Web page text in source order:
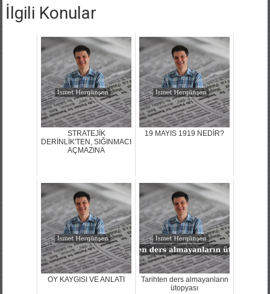
İlgili Konular
STRATEJİK
DERİNLİK'TEN, SIĞINMACI
AÇMAZINA
19 MAYIS 1919 NEDİR?
OY KAYGISI VE ANLATI
Tarihten ders almayanların
ütopyası